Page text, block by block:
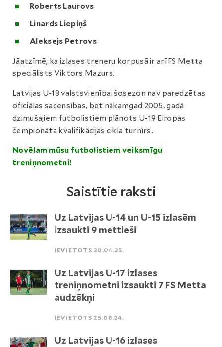
Roberts Laurovs
Linards Liepiņš
Aleksejs Petrovs
Jāatzīmē, ka izlases treneru korpusā ir arī FS Metta
speciālists Viktors Mazurs.
Latvijas U-18 valstsvienībai šosezon nav paredzētas
oficiālas sacensības, bet nākamgad 2005. gadā
dzimušajiem futbolistiem plānots U-19 Eiropas
čempionāta kvalifikācijas cikla turnīrs.
Novēlam mūsu futbolistiem veiksmīgu
treniņnometni!
Saistītie raksti
Uz Latvijas U-14 un U-15 izlasēm
izsaukti 9 mettieši
IEVIETOTS 30.04.25.
Uz Latvijas U-17 izlases
treniņnometni izsaukti 7 FS Metta
audzēkņi
IEVIETOTS 25.08.24.
Uz Latvijas U-16 izlases